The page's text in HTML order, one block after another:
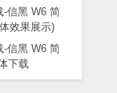
-信黑 W6 简
下载